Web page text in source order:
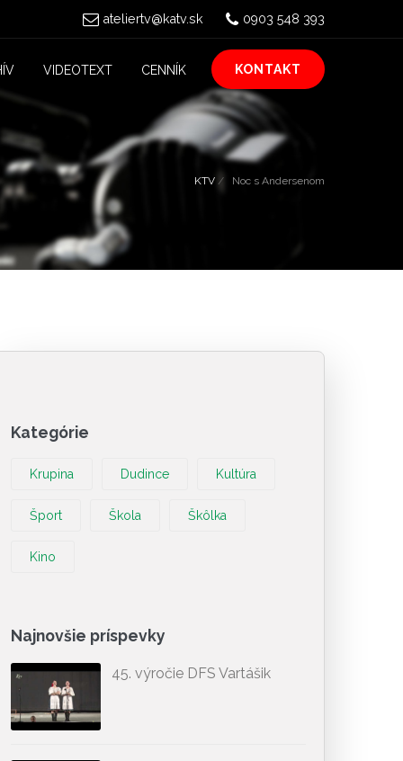
ateliertv@katv.sk 0903 548 393
VIDEOTEXT CENNÍK KONTAKT
KTV Noc s Andersenom
Kategórie
Krupina Dudince Kultúra
Šport Škola Škôlka
Kino
Najnovšie príspevky
45. výročie DFS Vartášik